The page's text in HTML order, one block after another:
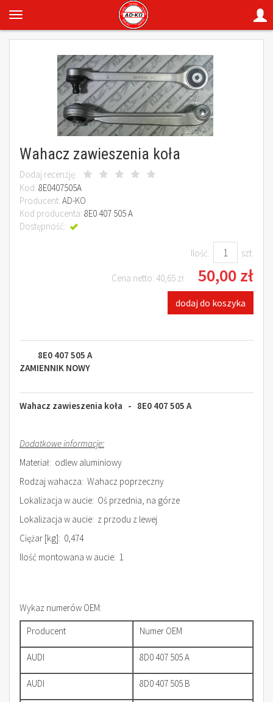
Wahacz zawieszenia koła
Dodaj recenzję:
Kod: 8E0407505A
Producent: AD-KO
Kod producenta: 8E0 407 505 A
Dostępność:
Ilość: szt.
Cena netto: 40,65 zł 50,00 zł
dodaj do koszyka
8E0 407 505 A
ZAMIENNIK NOWY
Wahacz zawieszenia koła - 8E0 407 505 A
Dodatkowe informacje:
Materiał: odlew aluminiowy
Rodzaj wahacza: Wahacz poprzeczny
Lokalizacja w aucie: Oś przednia, na górze
Lokalizacja w aucie: z przodu z lewej
Ciężar [kg]: 0,474
Ilość montowana w aucie: 1
Wykaz numerów OEM:
Producent
Numer OEM
AUDI 8D0 407 505 A
AUDI 8D0 407 505 B